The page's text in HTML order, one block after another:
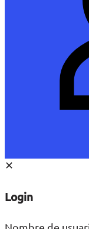
✕
Login